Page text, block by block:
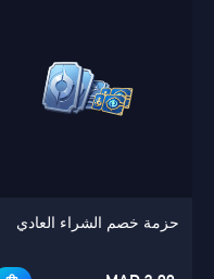
حزمة خصم الشراء العادي